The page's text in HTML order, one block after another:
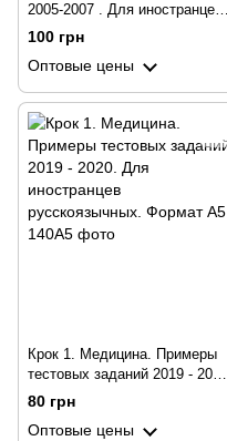
2005-2007 . Для иностранцев
русскоязычных. Формат А5
100 грн
Оптовые цены
Крок 1. Медицина. Примеры
тестовых заданий 2019 - 2020.
Для иностранцев
русскоязычных. Формат А5
80 грн
Оптовые цены